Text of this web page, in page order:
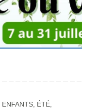
ENFANTS, ÉTÉ,